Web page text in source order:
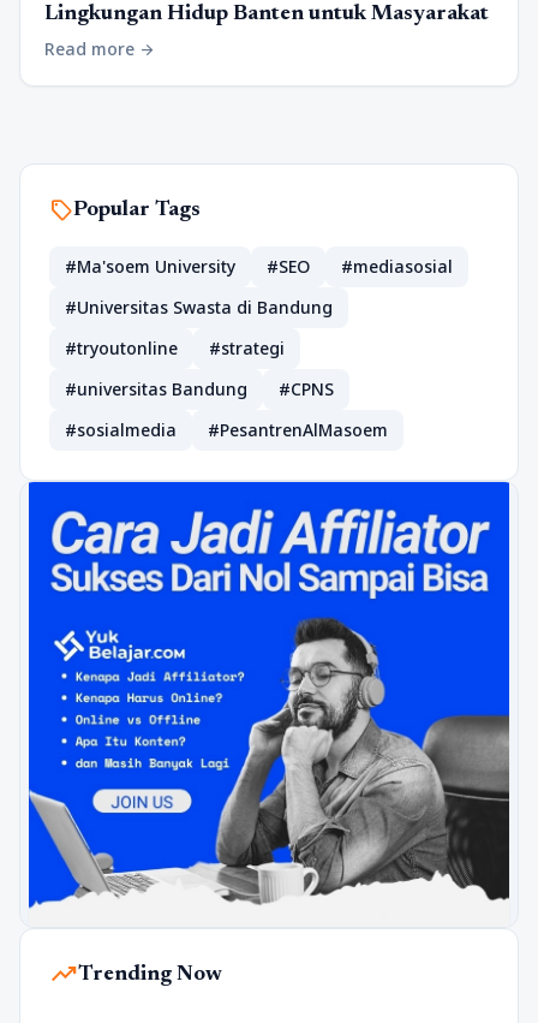
Lingkungan Hidup Banten untuk Masyarakat
Read more arrow_forward
sellPopular Tags
#Ma'soem University #SEO
#mediasosial
#Universitas Swasta di Bandung
#tryoutonline
#strategi
#universitas Bandung
#CPNS
#sosialmedia
#PesantrenAlMasoem
trending_upTrending Now